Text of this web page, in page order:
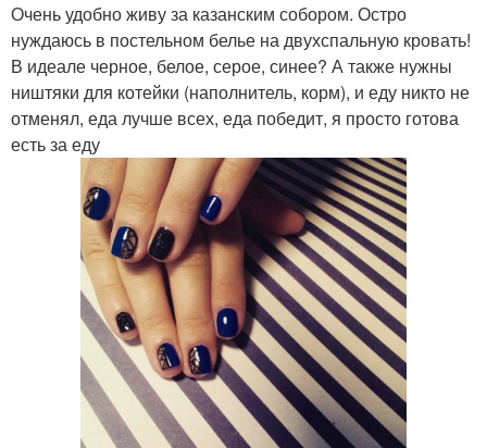
Очень удобно живу за казанским собором. Остро
нуждаюсь в постельном белье на двухспальную кровать!
В идеале черное, белое, серое, синее? А также нужны
ништяки для котейки (наполнитель, корм), и еду никто не
отменял, еда лучше всех, еда победит, я просто готова
есть за еду